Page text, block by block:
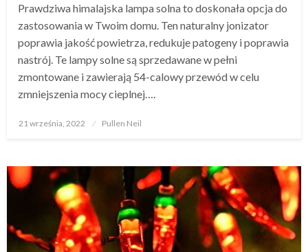
Prawdziwa himalajska lampa solna to doskonała opcja do
zastosowania w Twoim domu. Ten naturalny jonizator
poprawia jakość powietrza, redukuje patogeny i poprawia
nastrój. Te lampy solne są sprzedawane w pełni
zmontowane i zawierają 54-calowy przewód w celu
zmniejszenia mocy cieplnej….
Opublikowane
21 września, 2022 Pullen Neil